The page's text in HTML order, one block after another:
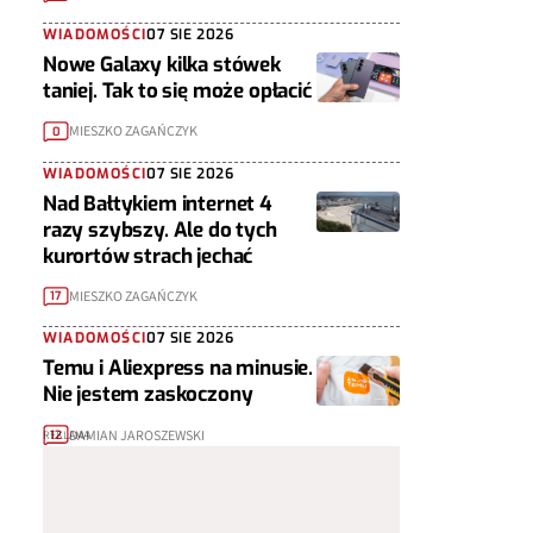
WIADOMOŚCI07 SIE 2026
Nowe Galaxy kilka stówek
taniej. Tak to się może opłacić
0 MIESZKO ZAGAŃCZYK
WIADOMOŚCI07 SIE 2026
Nad Bałtykiem internet 4
razy szybszy. Ale do tych
kurortów strach jechać
17 MIESZKO ZAGAŃCZYK
WIADOMOŚCI07 SIE 2026
Temu i Aliexpress na minusie.
Nie jestem zaskoczony
12 DAMIAN JAROSZEWSKI